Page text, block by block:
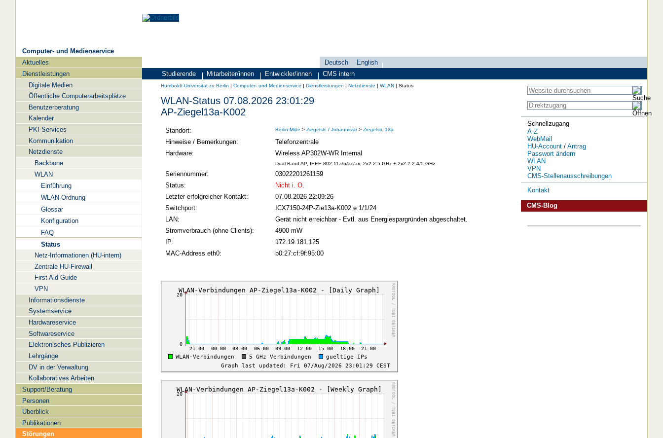
Computer- und Medienservice
Navigation
Aktuelles
Dienstleistungen
Digitale Medien
Öffentliche Computerarbeitsplätze
Benutzerberatung
Kalender
PKI-Services
Kommunikation
Netzdienste
Backbone
WLAN
Einführung
WLAN-Ordnung
Glossar
Konfiguration
FAQ
Status
Netz-Informationen (HU-intern)
Zentrale HU-Firewall
First Aid Guide
VPN
Informationsdienste
Systemservice
Hardwareservice
Softwareservice
Elektronisches Publizieren
Lehrgänge
DV in der Verwaltung
Kollaboratives Arbeiten
Support/Beratung
Personen
Überblick
Publikationen
Störungen
Zielgruppen
Studierende Mitarbeiter/innen Entwickler/innen CMS intern
Sprachauswahl
Deutsch
English
search-menu
Humboldt-
Universität
Computer-
und
Humboldt-Universität zu Berlin | Computer- und Medienservice | Dienstleistungen | Netzdienste | WLAN | Status
WLAN-Status 07.08.2026 23:01:29
AP-Ziegel13a-K002
Standort: Berlin-Mitte > Ziegelstr. / Johannisstr> Ziegelstr. 13a
Hinweise / Bemerkungen:
Telefonzentrale
Hardware:
Wireless AP302W-WR Internal
Dual Band AP, IEEE 802.11a/n/ac/ax, 2x2:2 5 GHz + 2x2:2 2.4/5 GHz
Seriennummer:
03022201261159
Status:
Nicht i. O.
Letzter erfolgreicher Kontakt:
07.08.2026 22:09:26
Switchport:
ICX7150-24P-Zie13a-K002 e 1/1/24
LAN:
Gerät nicht erreichbar - Evtl. aus Energiespargründen abgeschaltet.
Stromverbrauch (ohne Clients):
4900 mW
IP:
172.19.181.125
MAC-Address eth0:
b0:27:cf:9f:95:00
Schnellzugang
A-Z
WebMail
HU-Account/ Antrag
Passwort ändern
WLAN
VPN
CMS-Stellenausschreibungen
Kontakt
CMS-Blog